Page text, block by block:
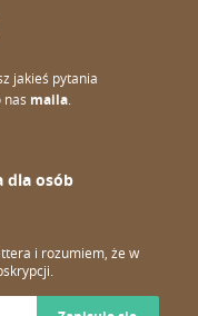
jakieś pytania
nas maila
dla osób
i rozumiem, że w